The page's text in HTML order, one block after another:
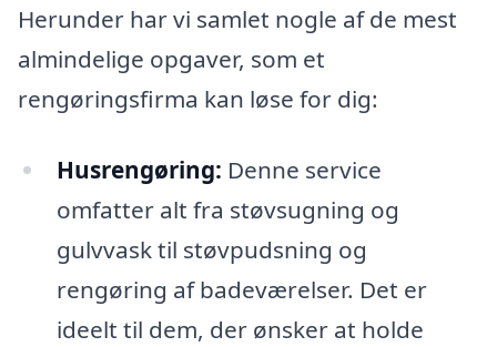
Herunder har vi samlet nogle af de mest
almindelige opgaver, som et
rengøringsfirma kan løse for dig:
Husrengøring: Denne service
omfatter alt fra støvsugning og
gulvvask til støvpudsning og
rengøring af badeværelser. Det er
ideelt til dem, der ønsker at holde